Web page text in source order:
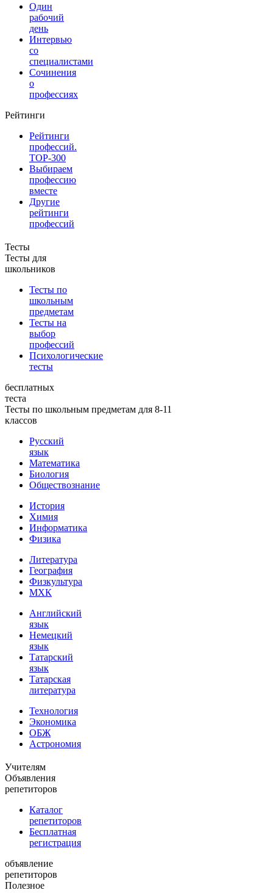
Один
рабочий
день
Интервью
со
специалистами
Сочинения
о
профессиях
Рейтинги
Рейтинги
профессий.
TOP-300
Выбираем
профессию
вместе
Другие
рейтинги
профессий
Тесты
Тесты для
школьников
Тесты по
школьным
предметам
Тесты на
выбор
профессий
Психологические
тесты
бесплатных
теста
Тесты по школьным предметам для 8-11
классов
Русский
язык
Математика
Биология
Обществознание
История
Химия
Информатика
Физика
Литература
География
Физкультура
МХК
Английский
язык
Немецкий
язык
Татарский
язык
Татарская
литература
Технология
Экономика
ОБЖ
Астрономия
Учителям
Объявления
репетиторов
Каталог
репетиторов
Бесплатная
регистрация
объявление
репетиторов
Полезное